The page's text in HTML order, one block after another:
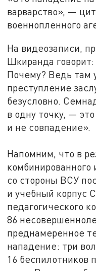
варварство», —
военнопленного
На видеозаписи,
Шкиранда
Почему? Ведь там
преступление
безусловно.
в одну точку, —
и не совпадение».
Напомним, что в
комбинированного
со стороны ВСУ
и учебный корпус
педагогического
86
преднамеренное
нападение: три
16 беспилотников